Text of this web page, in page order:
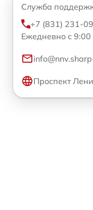
Служба
+7 (831) 231-
Ежедневно с
Проспект